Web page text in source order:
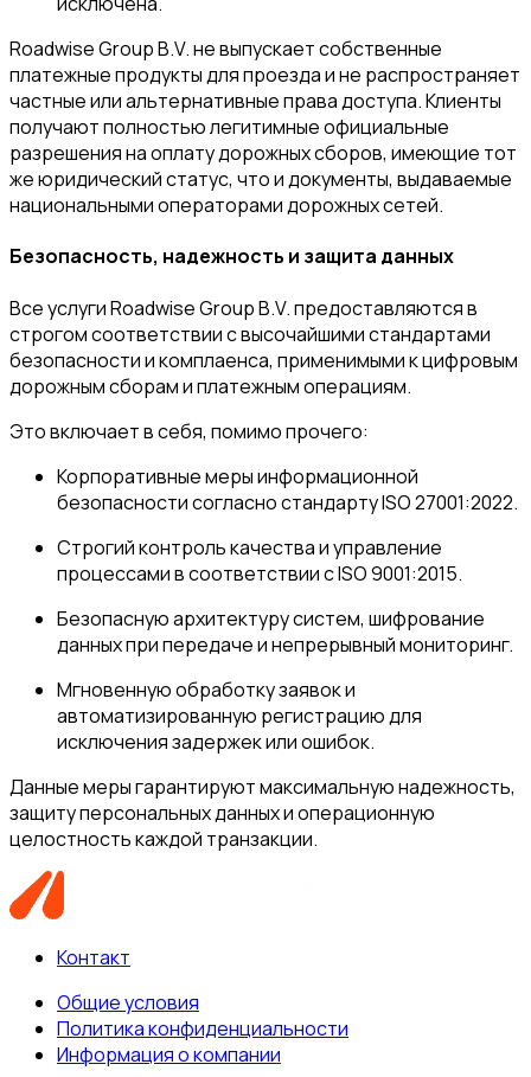
Roadwise Group B.V. не выпускает собственные
платежные продукты для проезда и не распространяет
частные или альтернативные права доступа. Клиенты
получают полностью легитимные официальные
разрешения на оплату дорожных сборов, имеющие тот
же юридический статус, что и документы, выдаваемые
национальными операторами дорожных сетей.
Безопасность, надежность и защита данных
Все услуги Roadwise Group B.V. предоставляются в
строгом соответствии с высочайшими стандартами
безопасности и комплаенса, применимыми к цифровым
дорожным сборам и платежным операциям.
Это включает в себя, помимо прочего:
Корпоративные меры информационной
безопасности согласно стандарту ISO 27001:2022.
Строгий контроль качества и управление
процессами в соответствии с ISO 9001:2015.
Безопасную архитектуру систем, шифрование
данных при передаче и непрерывный мониторинг.
Мгновенную обработку заявок и
автоматизированную регистрацию для
исключения задержек или ошибок.
Данные меры гарантируют максимальную надежность,
защиту персональных данных и операционную
целостность каждой транзакции.
Контакт
Общие условия
Политика конфиденциальности
Информация о компании